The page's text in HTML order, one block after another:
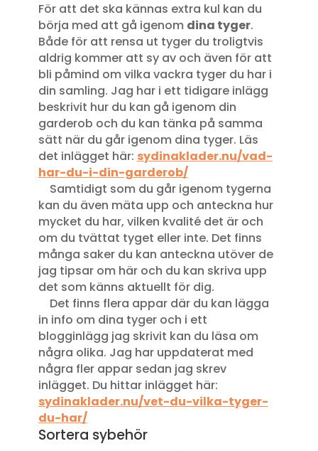
För att det ska kännas extra kul kan du
börja med att gå igenom dina tyger.
Både för att rensa ut tyger du troligtvis
aldrig kommer att sy av och även för att
bli påmind om vilka vackra tyger du har i
din samling. Jag har i ett tidigare inlägg
beskrivit hur du kan gå igenom din
garderob och du kan tänka på samma
sätt när du går igenom dina tyger. Läs
det inlägget här: sydinaklader.nu/vad-
har-du-i-din-garderob/
Samtidigt som du går igenom tygerna
kan du även mäta upp och anteckna hur
mycket du har, vilken kvalité det är och
om du tvättat tyget eller inte. Det finns
många saker du kan anteckna utöver de
jag tipsar om här och du kan skriva upp
det som känns aktuellt för dig.
Det finns flera appar där du kan lägga
in info om dina tyger och i ett
blogginlägg jag skrivit kan du läsa om
några olika. Jag har uppdaterat med
några fler appar sedan jag skrev
inlägget. Du hittar inlägget här:
sydinaklader.nu/vet-du-vilka-tyger-
du-har/
Sortera sybehör